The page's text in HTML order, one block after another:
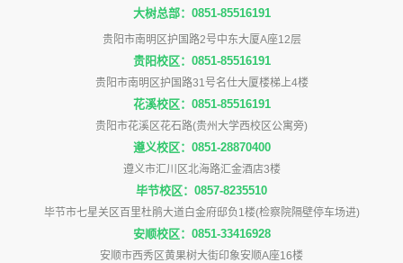
大树总部：0851-85516191
贵阳市南明区护国路2号中东大厦A座12层
贵阳校区：0851-85516191
贵阳市南明区护国路31号名仕大厦楼梯上4楼
花溪校区：0851-85516191
贵阳市花溪区花石路(贵州大学西校区公寓旁)
遵义校区：0851-28870400
遵义市汇川区北海路汇金酒店3楼
毕节校区：0857-8235510
毕节市七星关区百里杜鹃大道白金府邸负1楼(检察院隔壁停车场进)
安顺校区：0851-33416928
安顺市西秀区黄果树大街印象安顺A座16楼